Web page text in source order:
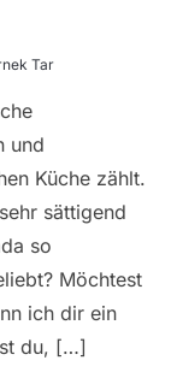
Tar
und
Küche zählt.
sättigend
so
Möchtest
ich dir ein
du, […]